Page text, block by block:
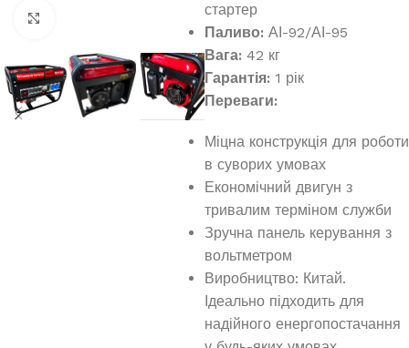
Клацніть, щоб збільшитистартер
Паливо: АІ-92/АІ-95
Вага: 42 кг
Гарантія: 1 рік
Переваги:
Міцна конструкція для роботи
в суворих умовах
Економічний двигун з
тривалим терміном служби
Зручна панель керування з
вольтметром
Виробництво: Китай.
Ідеально підходить для
надійного енергопостачання